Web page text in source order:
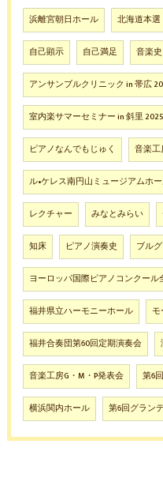
浜離宮朝日ホール 北海道本選
自己顕示 自己満足 音楽史
アンサンブルクリニック in 帯広
室内楽サマーセミナー in 斜里 2025
ピアノなんでもじゅく 音楽工
ル•ケレス南円山ミュージアムホ
レクチャー みなとみらい
知床 ピアノ演奏史 ブル
ヨーロッパ国際ピアノコンクール
福井県立ハーモニーホール モ
福井合奏団第60回定期演奏会
音楽工房G・M・P発表会 第6
横浜関内ホール 第6回グラン